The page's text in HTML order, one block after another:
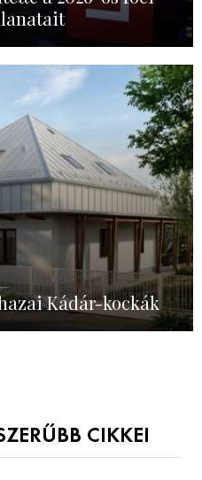
Kádár-kockák
CIKKEI